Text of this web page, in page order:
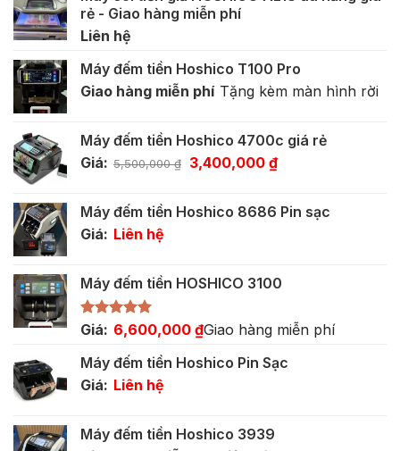
rẻ - Giao hàng miễn phí
Liên hệ
Máy đếm tiền Hoshico T100 Pro
Giao hàng miễn phí Tặng kèm màn hình rời
Máy đếm tiền Hoshico 4700c giá rẻ
Giá: 5,500,000₫
Giá
5,500,000 ₫.
3,400,000 ₫Giá
là:
Máy đếm tiền Hoshico 8686 Pin sạc
Giá: Liên hệ
Máy đếm tiền HOSHICO 3100
Được xếp
5.00
5 sao
Giá: 6,600,000 ₫Giao hàng miễn phí
Máy đếm tiền Hoshico Pin Sạc
Giá: Liên hệ
Máy đếm tiền Hoshico 3939